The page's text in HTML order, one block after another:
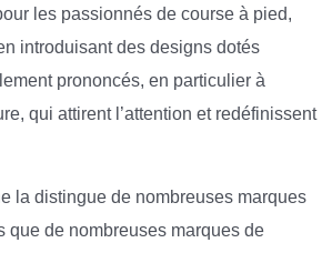
les passionnés de course à pied,
introduisant des designs dotés
prononcés, en particulier à
qui attirent l’attention et redéfinissent
la distingue de nombreuses marques
que de nombreuses marques de